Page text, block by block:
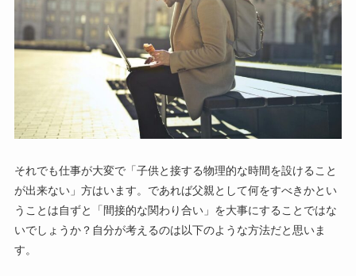
それでも仕事が大変で「子供と接する物理的な時間を設けること
が出来ない」方はいます。であれば父親として何をすべきかとい
うことは自ずと「間接的な関わり合い」を大事にすることではな
いでしょうか？自分が考えるのは以下のような方法だと思いま
す。